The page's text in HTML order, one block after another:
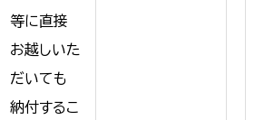
等に直接
お越しいた
だいても
納付するこ